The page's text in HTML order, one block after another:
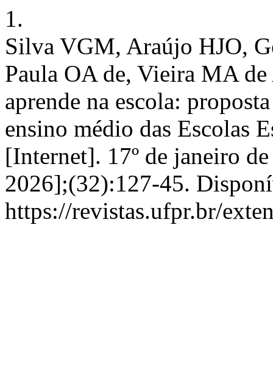
1.
Silva VGM, Araújo HJO,
Paula OA de, Vieira MA
aprende na escola:
ensino médio das Escolas
[Internet]. 17º de janeiro
2026];(32):127-45.
https://revistas.ufpr.br/